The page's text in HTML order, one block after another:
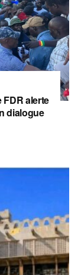
alerte
dialogue